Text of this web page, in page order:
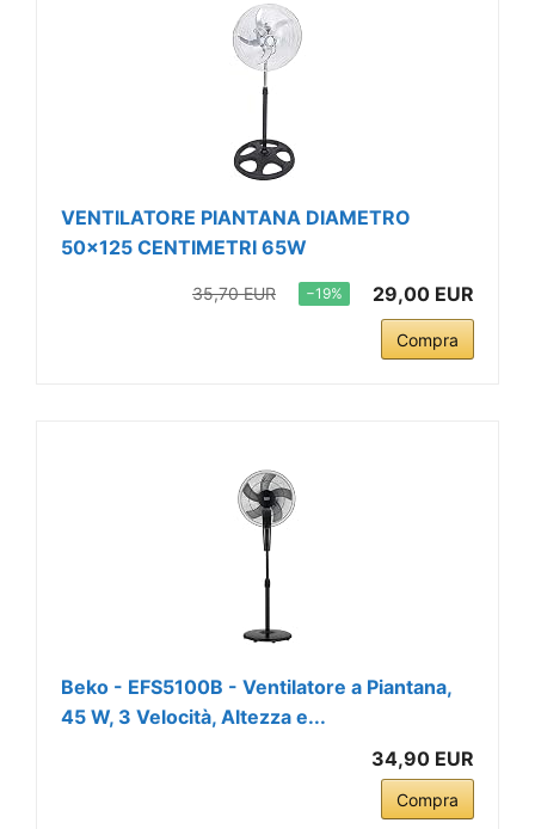
VENTILATORE PIANTANA DIAMETRO
50x125 CENTIMETRI 65W
35,70 EUR −19% 29,00 EUR
Compra
Beko - EFS5100B - Ventilatore a Piantana,
45 W, 3 Velocità, Altezza e...
34,90 EUR
Compra